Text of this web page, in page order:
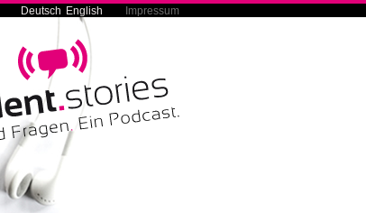
Impressum
English
Deutsch